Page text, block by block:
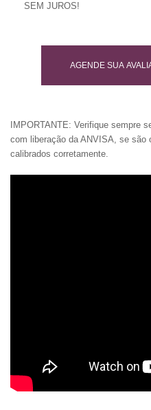
SEM JUROS!
AGENDE SUA
IMPORTANTE: Verifique sempre
com liberação da ANVISA, se são
calibrados corretamente.